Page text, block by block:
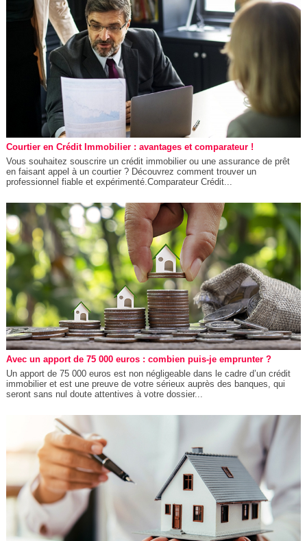
Courtier en Crédit Immobilier : avantages et comparateur !
Vous souhaitez souscrire un crédit immobilier ou une assurance de prêt
en faisant appel à un courtier ? Découvrez comment trouver un
professionnel fiable et expérimenté.Comparateur Crédit...
Avec un apport de 75 000 euros : combien puis-je emprunter ?
Un apport de 75 000 euros est non négligeable dans le cadre d’un crédit
immobilier et est une preuve de votre sérieux auprès des banques, qui
seront sans nul doute attentives à votre dossier...